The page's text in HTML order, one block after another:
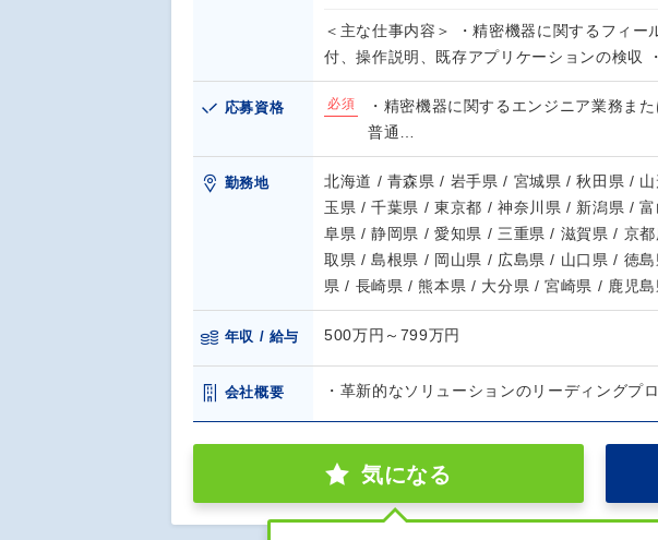
＜主な仕事内容＞ ・精密機器に関するフィ
付、操作説明、既存アプリケーションの検収
応募資格 必須
・精密機器に関するエンジニア業務ま
普通…
勤務地
北海道 / 青森県 / 岩手県 / 宮城県 / 秋田県 /
玉県 / 千葉県 / 東京都 / 神奈川県 / 新潟県 /
阜県 / 静岡県 / 愛知県 / 三重県 / 滋賀県 / 京
取県 / 島根県 / 岡山県 / 広島県 / 山口県 / 徳
県 / 長崎県 / 熊本県 / 大分県 / 宮崎県 / 鹿児
年収 / 給与 500万円～799万円
会社概要 ・革新的なソリューションのリーディングプ
気になる